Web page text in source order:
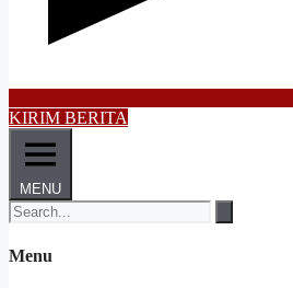
KIRIM BERITA
MENU
Menu